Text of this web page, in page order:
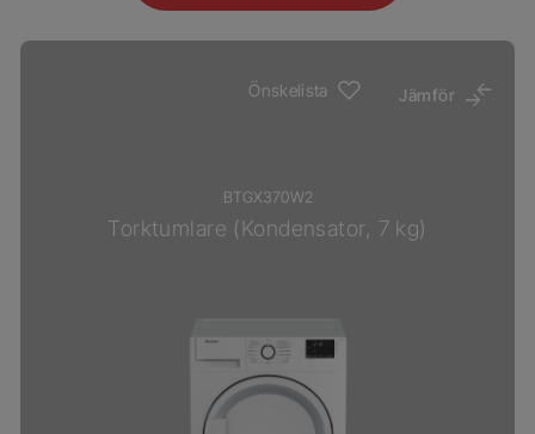
Önskelista Jämför
BTGX370W2
Torktumlare (Kondensator, 7 kg)